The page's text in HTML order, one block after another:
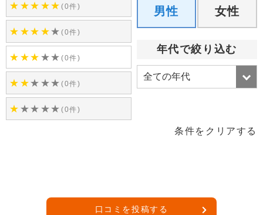
★ ★★ ★★(0件)
★ ★★ ★★(0件)
★ ★★ ★★(0件)
★ ★★ ★★(0件)
★ ★★ ★★(0件)
男性 女性
年代で絞り込む
条件をクリアする
口コミを投稿する